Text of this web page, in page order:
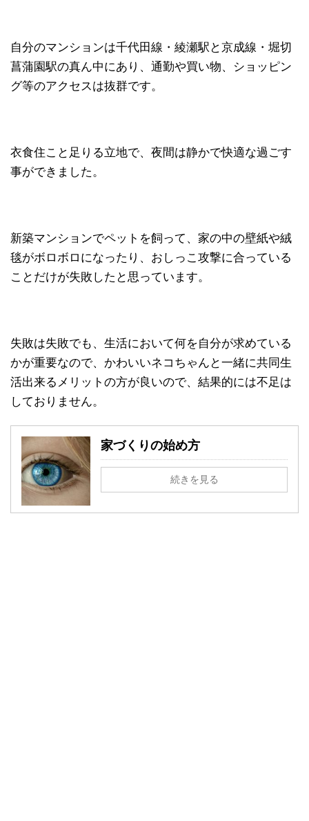
自分のマンションは千代田線・綾瀬駅と京成線・堀切
菖蒲園駅の真ん中にあり、通勤や買い物、ショッピン
グ等のアクセスは抜群です。
衣食住こと足りる立地で、夜間は静かで快適な過ごす
事ができました。
新築マンションでペットを飼って、家の中の壁紙や絨
毯がボロボロになったり、おしっこ攻撃に合っている
ことだけが失敗したと思っています。
失敗は失敗でも、生活において何を自分が求めている
かが重要なので、かわいいネコちゃんと一緒に共同生
活出来るメリットの方が良いので、結果的には不足は
しておりません。
家づくりの始め方
続きを見る